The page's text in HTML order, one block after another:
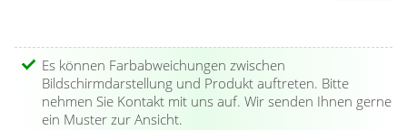
Es können Farbabweichungen zwischen
Bildschirmdarstellung und Produkt auftreten. Bitte
nehmen Sie Kontakt mit uns auf. Wir senden Ihnen gerne
ein Muster zur Ansicht.